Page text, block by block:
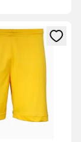
ως
Modal για να